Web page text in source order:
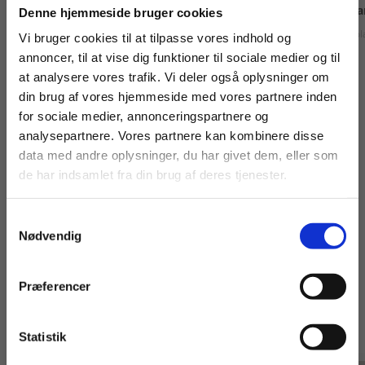
Denne hjemmeside bruger cookies
Vi bruger cookies til at tilpasse vores indhold og
annoncer, til at vise dig funktioner til sociale medier og til
at analysere vores trafik. Vi deler også oplysninger om
din brug af vores hjemmeside med vores partnere inden
for sociale medier, annonceringspartnere og
analysepartnere. Vores partnere kan kombinere disse
data med andre oplysninger, du har givet dem, eller som
de har indsamlet fra din brug af deres tjenester.
Nødvendig
Præferencer
Statistik
På sporet af velfærdsstaten
Birgitte Herløv
229,00 KR.
På sporet af det
Lars Christiansen
Fra
99,00 KR.
Af samme forfatter
Køb læremidler og find masterclasses mm.
Fortsæt som:
For privatkunder og
studerende. Du får
vist priser inkl.
For institutioner og
virksomheder. Du
får vist priser ekskl.